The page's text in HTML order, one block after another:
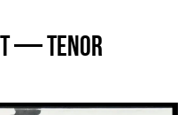
— Tenor